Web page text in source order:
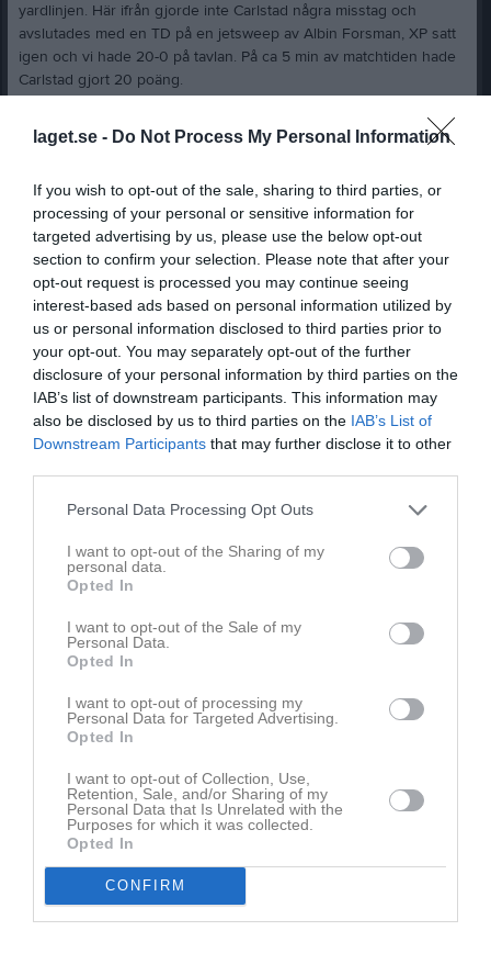
laget.se - Do Not Process My Personal Information
If you wish to opt-out of the sale, sharing to third parties, or
processing of your personal or sensitive information for
targeted advertising by us, please use the below opt-out
section to confirm your selection. Please note that after your
opt-out request is processed you may continue seeing
interest-based ads based on personal information utilized by
us or personal information disclosed to third parties prior to
your opt-out. You may separately opt-out of the further
disclosure of your personal information by third parties on the
IAB’s list of downstream participants. This information may
also be disclosed by us to third parties on the IAB’s List of
Downstream Participants that may further disclose it to other
Personal Data Processing Opt Outs
I want to opt-out of the Sharing of my
personal data.
Opted In
I want to opt-out of the Sale of my
Personal Data.
Opted In
I want to opt-out of processing my
Personal Data for Targeted Advertising.
Opted In
I want to opt-out of Collection, Use,
Retention, Sale, and/or Sharing of my
Personal Data that Is Unrelated with the
Purposes for which it was collected.
Opted In
CONFIRM
yardlinjen. Här ifrån gjorde inte Carlstad några misstag och
avslutades med en TD på en jetsweep av Albin Forsman, XP satt
igen och vi hade 20-0 på tavlan. På ca 5 min av matchtiden hade
Carlstad gjort 20 poäng.
Eidsvoll hade fortsatt svårt och få till något i anfallsväg mot ett
väldigt tufft Crusaders försvar. Crusaders gavs bra lägen att få till
med flaggor och individuella misstag.
Ställningen av 20-0 i halvtid och i slutet av 3:e kvarten kunde
Josef Nguzo slå spiken i kistan när han gjorde en så kallad ”pick
six” och gav hemmalaget en ledning på 26-0. Det efterföljande 2
poängsförsöket misslyckades. Ett resultat som sedan stod sig
matchen ut.
Carlstad som nästa lördag, 6:maj kl 17:00 får ta sig an regerande
mästarna Stockholm Mean Machines innan retur mötet med
Eidsvoll borta den 13 maj.
Försvaret stod för en grym insats och släppte till endast 54 yards
riktigt bra ut och den offensiva linjen tillsammans med
runningbacks tog många tuffa yards, där Victor Toresson kom upp
i 118 rushing yards.
Cancer. Med stöd av alla besökare och givmilda sponsorer
samlades det in över 40,000 kr som går till att förbättra för
Matchens MVP’s
Eidsvoll: Michael Anthony Hall QB/LB
Carlstad: Mattias Eriksson, LB
Poängörare
Carlstad: Albin Forsman 14 p, Victor Toresson 6 p, Josef Nguzo
Publik: 593st